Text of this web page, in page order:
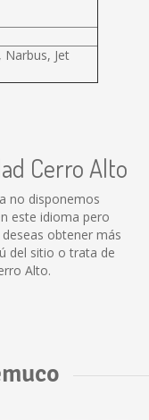
Narbus, Jet
Cerro Alto
no disponemos
este idioma pero
obtener más
del sitio o trata de
Alto.